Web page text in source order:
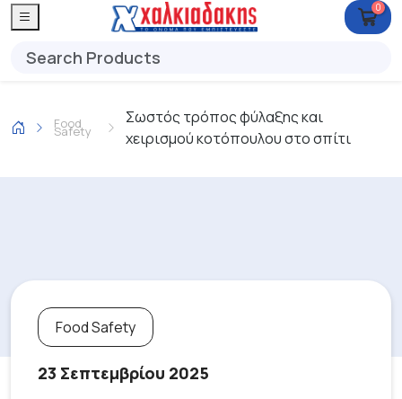
0
Food
Safety
Σωστός τρόπος φύλαξης και
χειρισμού κοτόπουλου στο σπίτι
Food Safety
23 Σεπτεμβρίου 2025